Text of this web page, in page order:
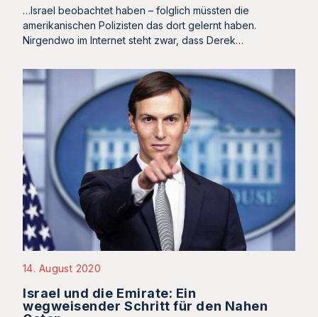
…Israel beobachtet haben – folglich müssten die
amerikanischen Polizisten das dort gelernt haben.
Nirgendwo im Internet steht zwar, dass Derek…
14. August 2020
Israel und die Emirate: Ein
wegweisender Schritt für den Nahen